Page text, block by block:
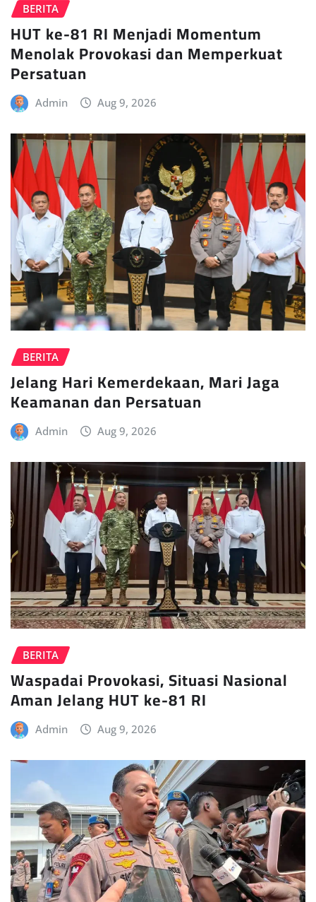
BERITA
HUT ke-81 RI Menjadi Momentum
Menolak Provokasi dan Memperkuat
Persatuan
Admin Aug 9, 2026
BERITA
Jelang Hari Kemerdekaan, Mari Jaga
Keamanan dan Persatuan
Admin Aug 9, 2026
BERITA
Waspadai Provokasi, Situasi Nasional
Aman Jelang HUT ke-81 RI
Admin Aug 9, 2026